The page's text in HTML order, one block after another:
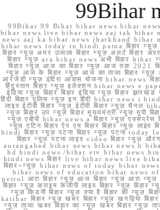
99Bihar
99Bihar 99 Bihar bihar news bihar
bihar news live bihar news aaj tak bihar
news aaj ka bihar news jharkhand bihar
bihar news today in hindi patna बिहार न्यूज़
बिहार न्यूज़ अमर उजाला बिहार न्यूज़ अलर्ट बिहार
बिहार न्यूज़ ara bihar news अभी बिहार
बिहार न्यूज़ आज का बिहार न्यूज़ आज तक 2021
न्यूज़ आज के बिहार न्यूज़ आज का ताजा बिहार न्यूज़
आरजेडी न्यूज़ इंदिरा आवास योजना bihar news
हिंदुस्तान बिहार न्यूज़ इलेक्शन bihar news e
इंडिया न्यूज़ बिहार बिहार इंडिया न्यूज़ बिहार
हिंदी बिहार पुलिस न्यूज़ इन हिंदी bihar news i hindi
लाइव ईटीवी बिहार न्यूज़ ईटीवी बिहार न्यूज़ चैनल
न्यूज़ बिहार उप न्यूज़ बिहार मुख्यमंत्री न्यूज़ यूपी
न्यूज़ एबीपी bihar news a बिहार न्यूज़ एक्सप्रेस
न्यूज़ एटिन बिहार ऐप एम बिहार बिहार न्यूज़
hindi बिहार न्यूज़ पटना बिहार न्यूज़ पटना today
बिहार न्यूज़ पटना लाइव video बिहार न्यूज़
aurangabad bihar news bihar news h
hd hindi news /bihar etv bihar news
hindi news बिहार live bihar news live
बिहार+न्यूज़ bihar news of today bihar
bihar news of education bihar news
petrol आरा बिहार न्यूज़ आज बिहार न्यूज़ आरा न्यूज़
बिहार न्यूज़ क्राइम केजीपी लाइव बिहार न्यूज़ बिहार
न्यूज़ किडनी बिहार न्यूज़ क्या है बिहार की न्यूज़
katihar बिहार न्यूज़ खबर बिहार न्यूज़ खगड़िया
न्यूज़ ताजा खबर बिहार का न्यूज़ खबर बिहार न्यूज़